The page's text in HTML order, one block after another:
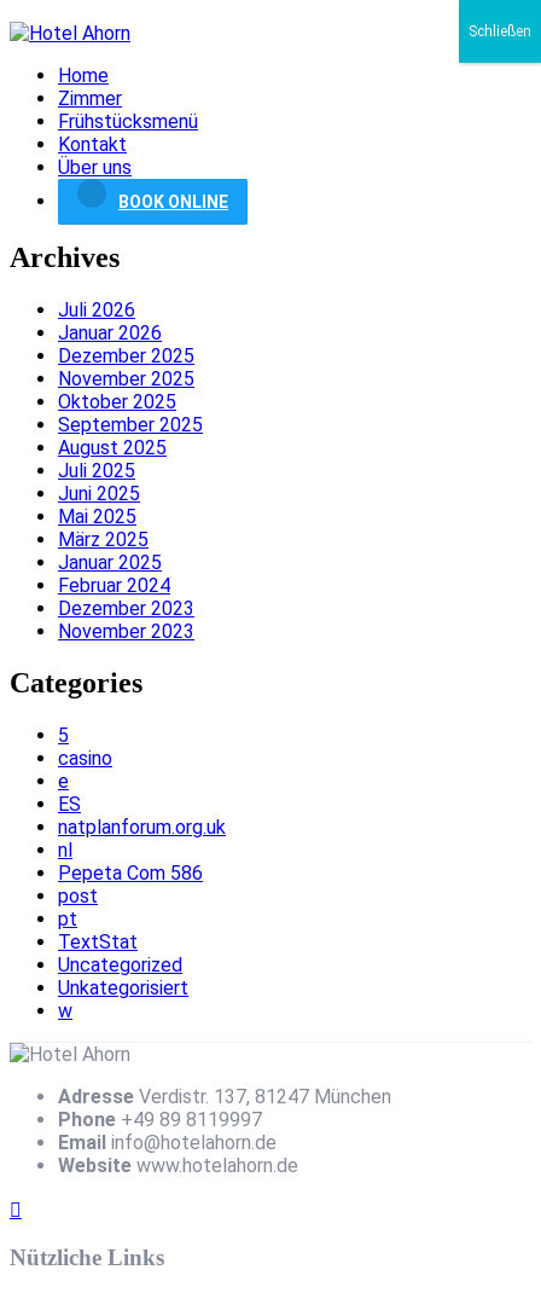
Home
Zimmer
Frühstücksmenü
Kontakt
Über uns
BOOK ONLINE
Archives
Juli 2026
Januar 2026
Dezember 2025
November 2025
Oktober 2025
September 2025
August 2025
Juli 2025
Juni 2025
Mai 2025
März 2025
Januar 2025
Februar 2024
Dezember 2023
November 2023
Categories
5
casino
e
ES
natplanforum.org.uk
nl
Pepeta Com 586
post
pt
TextStat
Uncategorized
Unkategorisiert
w
Adresse Verdistr. 137, 81247 München
Phone +49 89 8119997
Email info@hotelahorn.de
Website www.hotelahorn.de
Nützliche Links
Schließen